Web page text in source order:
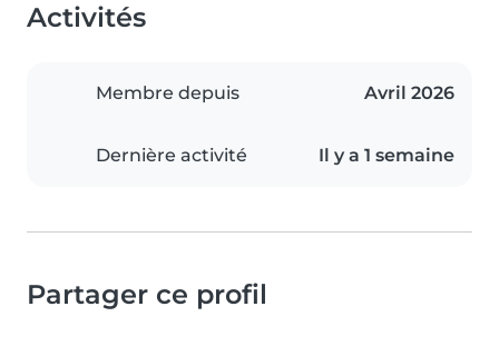
Activités
Membre depuis Avril 2026
Dernière activité Il y a 1 semaine
Partager ce profil